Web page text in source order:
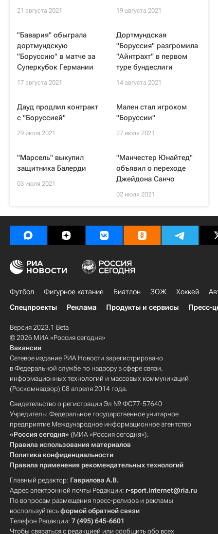
21 августа 2021 19 августа 2021
"Бавария" обыграла
дортмундскую
"Боруссию" в матче за
Суперкубок Германии
17 августа 2021
Дортмундская
"Боруссия" разгромила
"Айнтрахт" в первом
туре бундеслиги
14 августа 2021
Дауд продлил контракт
с "Боруссией"
29 июля 2021
Мален стал игроком
"Боруссии"
27 июля 2021
"Марсель" выкупил
защитника Балерди
03 июля 2021
"Манчестер Юнайтед"
объявил о переходе
Джейдона Санчо
02 июля 2021
Футбол Фигурное катание Биатлон ЗОЖ Хоккей
Спецпроекты
Реклама Продукты и сервисы Пресс-
Версия 2023.1 Beta
© 2026 МИА «Россия сегодня»
Вакансии
Сетевое издание РИА Новости зарегистрировано
в Федеральной службе по надзору в сфере связи,
информационных технологий и массовых коммуникаций
(Роскомнадзор) 08 апреля 2014 года.
Свидетельство о регистрации Эл № ФС77-57640
Учредитель: Федеральное государственное унитарное
предприятие Международное информационное агентство
«Россия сегодня» (МИА «Россия сегодня»).
Правила использования материалов
Политика конфиденциальности
Правила применения рекомендательных технологий
Главный редактор: Гаврилова А.В.
Адрес электронной почты Редакции: r-sport.internet@ria.ru
По вопросам размещения пресс-релизов и рекламы
воспользуйтесьформой обратной связи
Телефон Редакции: 7 (495) 645-6601
Чтобы связаться с редакцией или сообщить обо всех